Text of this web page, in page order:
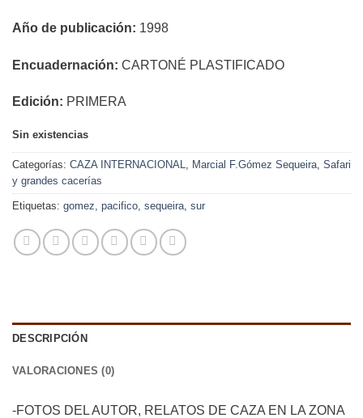
Año de publicación: 1998
Encuadernación: CARTONÉ PLASTIFICADO
Edición: PRIMERA
Sin existencias
Categorías: CAZA INTERNACIONAL, Marcial F.Gómez Sequeira, Safari
y grandes cacerías
Etiquetas: gomez, pacifico, sequeira, sur
DESCRIPCIÓN
VALORACIONES (0)
-FOTOS DEL AUTOR, RELATOS DE CAZA EN LA ZONA